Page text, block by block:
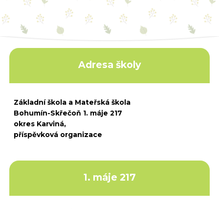
Adresa školy
Základní škola a Mateřská škola
Bohumín-Skřečoň 1. máje 217
okres Karviná,
příspěvková organizace
1. máje 217